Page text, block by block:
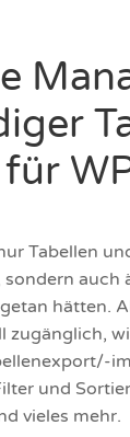
Tabellen
auch
hätten.
zugänglich,
und
vieles mehr.